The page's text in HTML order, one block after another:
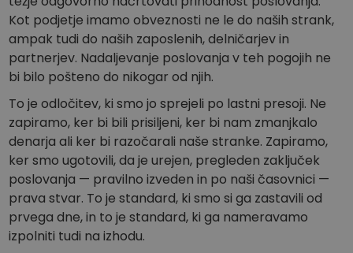
Kot podjetje imamo obveznosti ne le do naših strank,
ampak tudi do naših zaposlenih, delničarjev in
partnerjev. Nadaljevanje poslovanja v teh pogojih ne
bi bilo pošteno do nikogar od njih.
To je odločitev, ki smo jo sprejeli po lastni presoji. Ne
zapiramo, ker bi bili prisiljeni, ker bi nam zmanjkalo
denarja ali ker bi razočarali naše stranke. Zapiramo,
ker smo ugotovili, da je urejen, pregleden zaključek
poslovanja — pravilno izveden in po naši časovnici —
prava stvar. To je standard, ki smo si ga zastavili od
prvega dne, in to je standard, ki ga nameravamo
izpolniti tudi na izhodu.